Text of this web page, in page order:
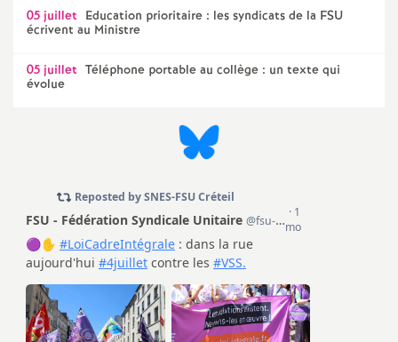
c
o
d
e
g
r
05 juillet Education prioritaire : les syndicats de la FSU
écrivent au Ministre
05 juillet Téléphone portable au collège : un texte qui
évolue